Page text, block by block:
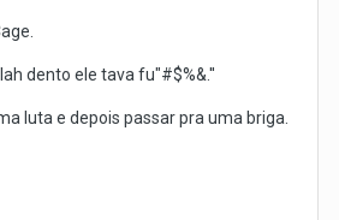
dento ele tava fu"#$%&.''
luta e depois passar pra uma briga.